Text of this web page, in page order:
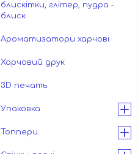
блискітки, глітер, пудра -
блиск
Ароматизатори харчові
Харчовий друк
3D печать
Упаковка
Топпери